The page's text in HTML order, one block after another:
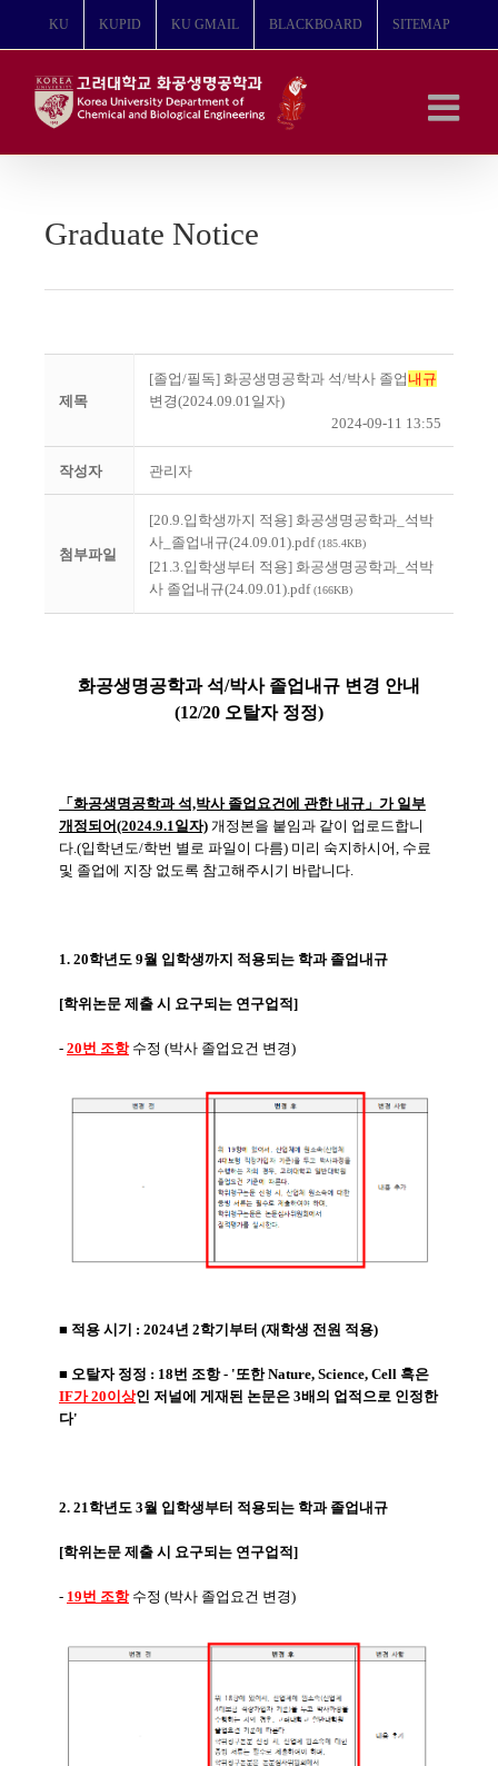
뛰
KU KUPID KU GMAIL BLACKBOARD SITEMAP
Graduate Notice
제목
[졸업/필독] 화공생명공학과 석/박사 졸업내규
변경(2024.09.01일자)
2024-09-11 13:55
작성자 관리자
첨부파일
[20.9.입학생까지 적용] 화공생명공학과_석박
사_졸업내규(24.09.01).pdf(185.4KB)
[21.3.입학생부터 적용] 화공생명공학과_석박
사 졸업내규(24.09.01).pdf(166KB)
화공생명공학과 석/박사 졸업내규 변경 안내
(12/20 오탈자 정정)
「화공생명공학과 석,박사 졸업요건에 관한 내규」가 일부
개정되어(2024.9.1일자) 개정본을 붙임과 같이 업로드합니
다.(입학년도/학번 별로 파일이 다름) 미리 숙지하시어, 수료
및 졸업에 지장 없도록 참고해주시기 바랍니다.
1. 20학년도 9월 입학생까지 적용되는 학과 졸업내규
[학위논문 제출 시 요구되는 연구업적]
- 20번 조항수정 (박사 졸업요건 변경)
■ 적용 시기 : 2024년 2학기부터 (재학생 전원 적용)
■ 오탈자 정정 : 18번 조항 - '또한 Nature, Science, Cell 혹은
IF가 20이상인 저널에 게재된 논문은 3배의 업적으로 인정한
다'
2. 21학년도 3월 입학생부터 적용되는 학과 졸업내규
[학위논문 제출 시 요구되는 연구업적]
- 19번 조항수정 (박사 졸업요건 변경)